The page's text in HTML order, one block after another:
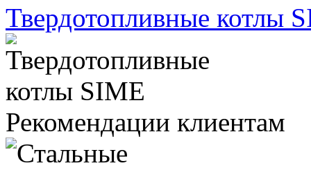
Твердотопливные котлы
Рекомендации клиентам